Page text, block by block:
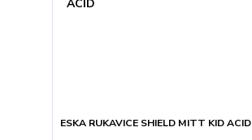
ESKA RUKAVICE SHIELD MITT KID ACID